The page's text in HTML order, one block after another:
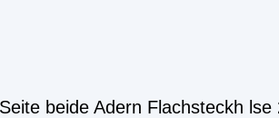
beide Adern Flachsteckh lse